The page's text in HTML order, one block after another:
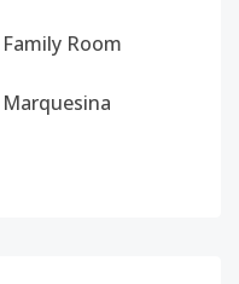
Family Room
Marquesina